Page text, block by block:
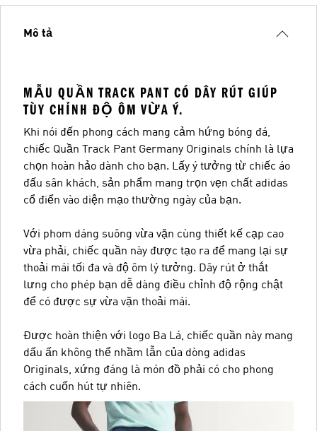
Mô tả
MẪU QUẦN TRACK PANT CÓ DÂY RÚT GIÚP
TÙY CHỈNH ĐỘ ÔM VỪA Ý.
Khi nói đến phong cách mang cảm hứng bóng đá,
chiếc Quần Track Pant Germany Originals chính là lựa
chọn hoàn hảo dành cho bạn. Lấy ý tưởng từ chiếc áo
đấu sân khách, sản phẩm mang trọn vẹn chất adidas
cổ điển vào diện mạo thường ngày của bạn.
Với phom dáng suông vừa vặn cùng thiết kế cạp cao
vừa phải, chiếc quần này được tạo ra để mang lại sự
thoải mái tối đa và độ ôm lý tưởng. Dây rút ở thắt
lưng cho phép bạn dễ dàng điều chỉnh độ rộng chật
để có được sự vừa vặn thoải mái.
Được hoàn thiện với logo Ba Lá, chiếc quần này mang
dấu ấn không thể nhầm lẫn của dòng adidas
Originals, xứng đáng là món đồ phải có cho phong
cách cuốn hút tự nhiên.